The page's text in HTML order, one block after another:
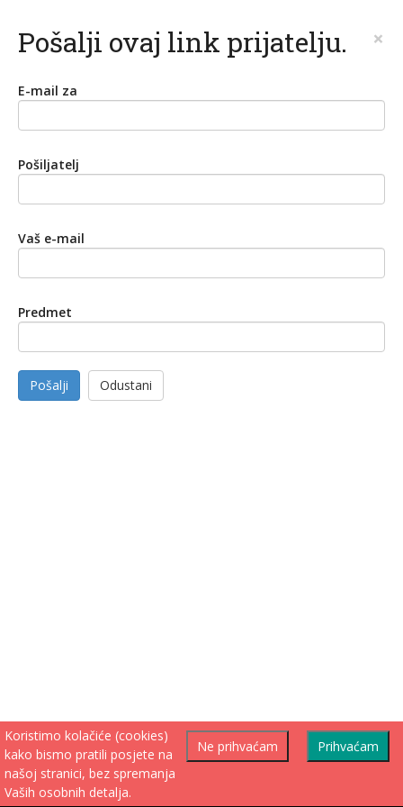
Pošalji ovaj link prijatelju. ×
E-mail za
Pošiljatelj
Vaš e-mail
Predmet
Pošalji Odustani
Prihvaćam
Ne prihvaćam
Koristimo kolačiće (cookies)
kako bismo pratili posjete na
našoj stranici, bez spremanja
Vaših osobnih detalja.